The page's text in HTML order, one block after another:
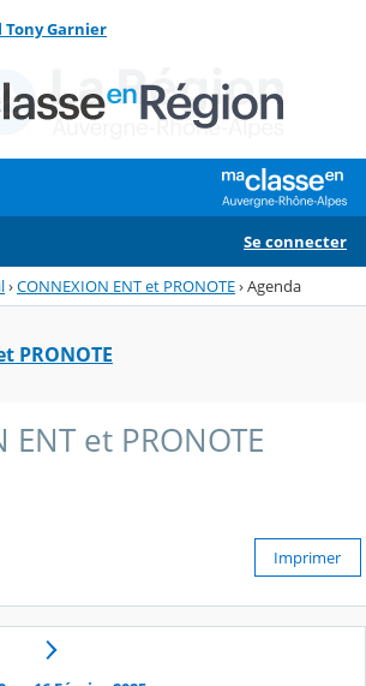
Tony Garnier
Se connecter
›CONNEXION ENT et PRONOTE›Agenda
PRONOTE
ENT et PRONOTE
Imprimer